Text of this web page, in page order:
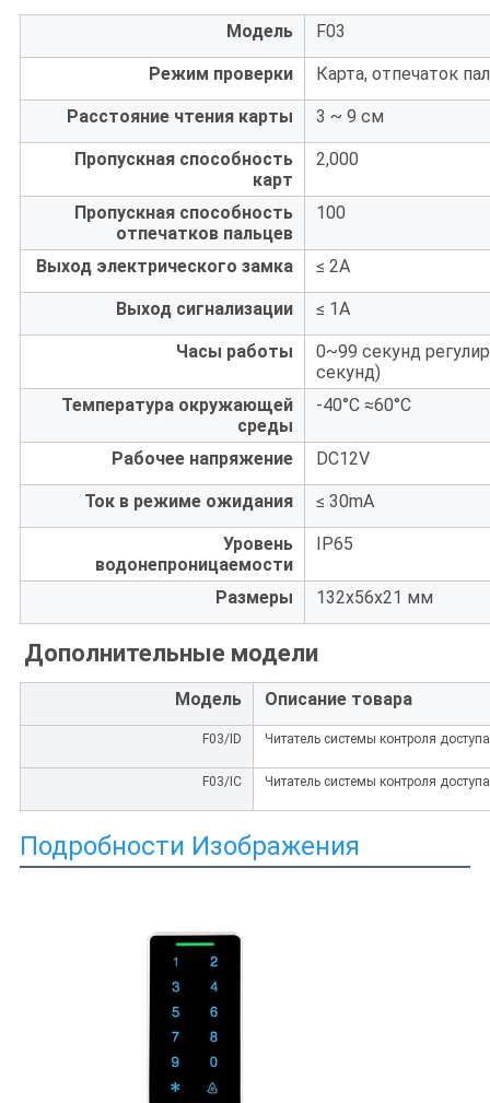
Модель F03
Режим проверки Карта, отпечаток
Расстояние чтения карты 3 ~ 9 см
Пропускная способность
карт
2,000
Пропускная способность
отпечатков пальцев
100
Выход электрического замка ≤ 2A
Выход сигнализации ≤ 1А
Часы работы
0~99 секунд
секунд)
Температура окружающей
среды
-40°C ≈60°C
Рабочее напряжение DC12V
Ток в режиме ожидания ≤ 30mA
Уровень
водонепроницаемости
IP65
Размеры 132x56x21 мм
Дополнительные модели
Модель Описание товара
F03/ID Читатель системы контроля
F03/IC Читатель системы контроля
Подробности Изображения